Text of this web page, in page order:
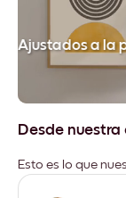
Ajustados a la
Desde
Esto es lo que